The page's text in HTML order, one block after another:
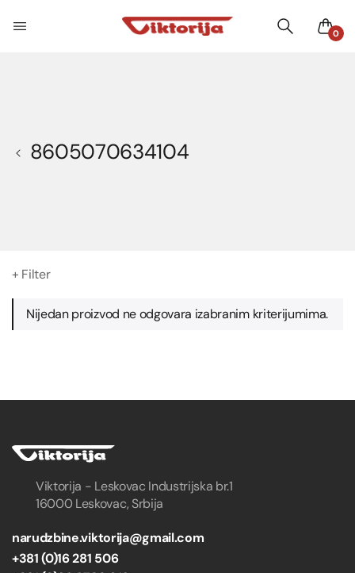
0
8605070634104
+ Filter
Nijedan proizvod ne odgovara izabranim kriterijumima.
Viktorija - Leskovac Industrijska br.1
16000 Leskovac, Srbija
narudzbine.viktorija@gmail.com
+381 (0)16 281 506